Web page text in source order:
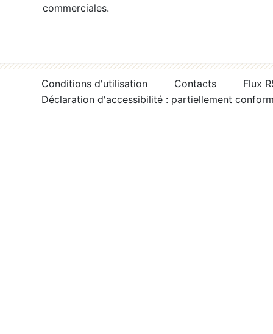
commerciales.
Conditions d'utilisation Contacts
Flux
Déclaration d'accessibilité : partiellement